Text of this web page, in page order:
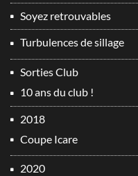
Soyez retrouvables
Turbulences de sillage
Sorties Club
10 ans du club !
2018
Coupe Icare
2020